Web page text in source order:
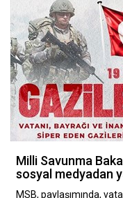
Milli Savunma
sosyal medyadan
MSB, paylaşımında,